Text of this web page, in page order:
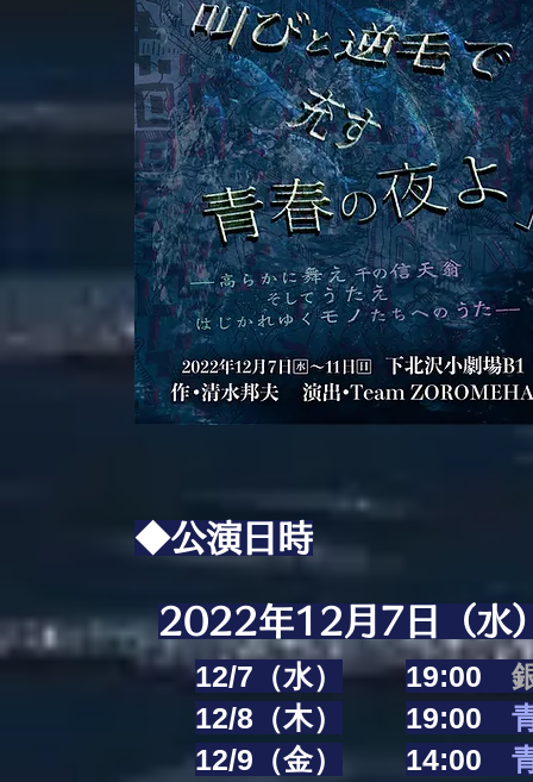
◆公演日時
2022年12月7日（水
12/7（水）
12/8（木）
12/9（金）
19:00
19:00
14:00